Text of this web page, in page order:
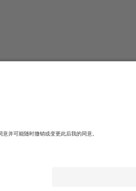
Ciudad de México, CDMX,
域而有所不同。有关详细信息，请